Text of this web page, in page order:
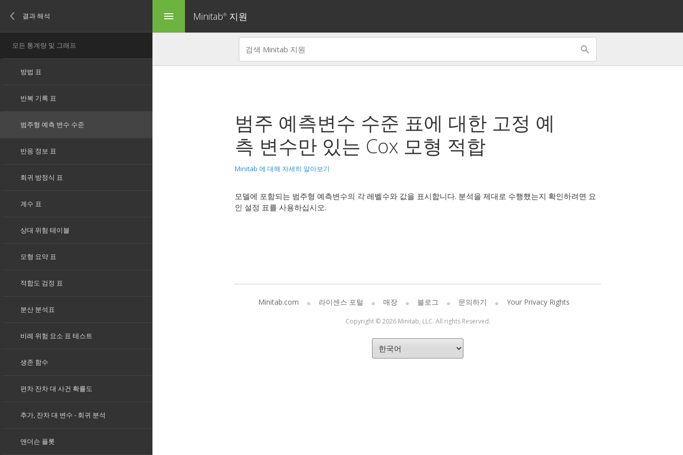
menu Minitab® 지원
범주 예측변수 수준 표에 대한 고정 예
측 변수만 있는 Cox 모형 적합
Minitab 에 대해 자세히 알아보기
모델에 포함되는 범주형 예측변수의 각 레벨수와 값을 표시합니다. 분석을 제대로 수행했는지 확인하려면 요
인 설정 표를 사용하십시오.
Minitab.com 라이센스 포털 매장 블로그 문의하기 Your Privacy Rights
Copyright © 2026 Minitab, LLC. All rights Reserved.